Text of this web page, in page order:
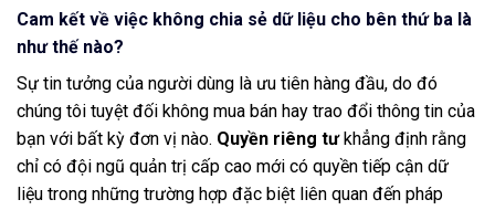
Cam kết về việc không chia sẻ dữ liệu cho bên thứ ba là
như thế nào?
Sự tin tưởng của người dùng là ưu tiên hàng đầu, do đó
chúng tôi tuyệt đối không mua bán hay trao đổi thông tin của
bạn với bất kỳ đơn vị nào. Quyền riêng tưkhẳng định rằng
chỉ có đội ngũ quản trị cấp cao mới có quyền tiếp cận dữ
liệu trong những trường hợp đặc biệt liên quan đến pháp